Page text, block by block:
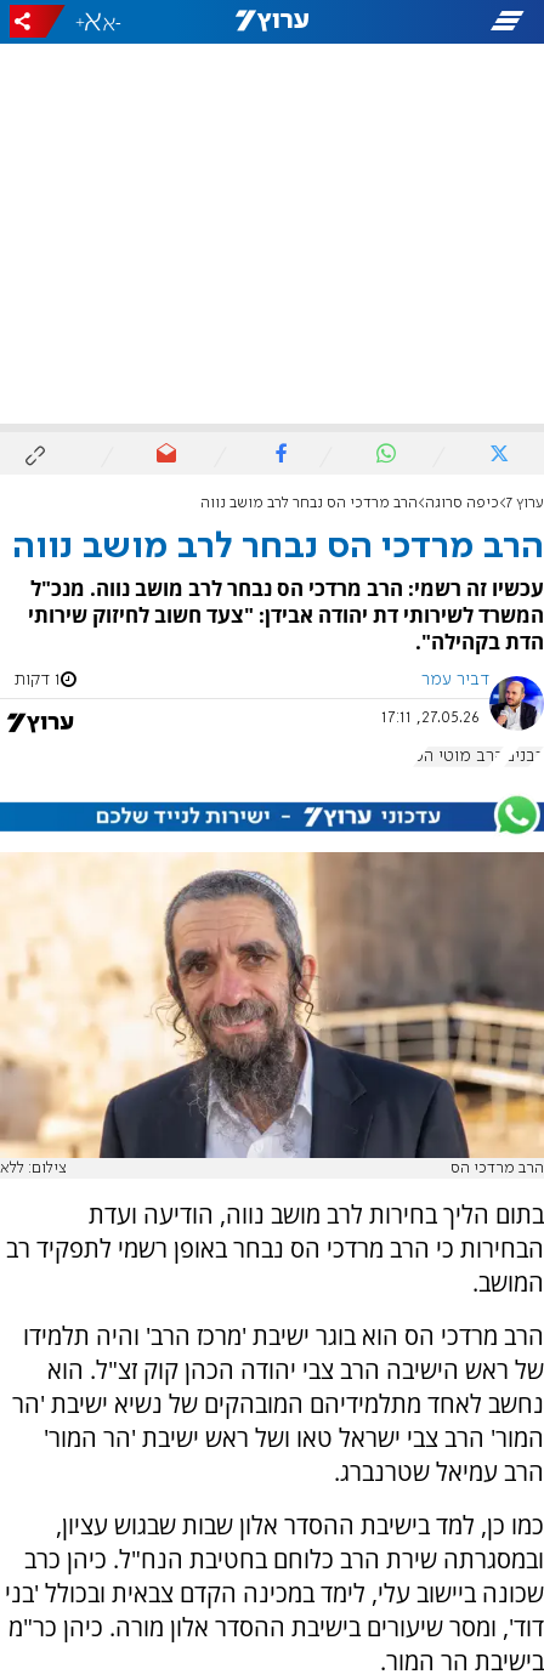
-
+
ערוץ 7 כיפה סרוגה הרב מרדכי הס נבחר לרב מושב נווה
הרב מרדכי הס נבחר לרב מושב נווה
עכשיו זה רשמי: הרב מרדכי הס נבחר לרב מושב נווה. מנכ"ל
המשרד לשירותי דת יהודה אבידן: "צעד חשוב לחיזוק שירותי
הדת בקהילה".
דביר עמר 1 דקות
27.05.26, 17:11
רבנים הרב מוטי הס
הרב מרדכי הס צילום: ללא
בתום הליך בחירות לרב מושב נווה, הודיעה ועדת
הבחירות כי הרב מרדכי הס נבחר באופן רשמי לתפקיד רב
המושב.
הרב מרדכי הס הוא בוגר ישיבת 'מרכז הרב' והיה תלמידו
של ראש הישיבה הרב צבי יהודה הכהן קוק זצ"ל. הוא
נחשב לאחד מתלמידיהם המובהקים של נשיא ישיבת 'הר
המור' הרב צבי ישראל טאו ושל ראש ישיבת 'הר המור'
הרב עמיאל שטרנברג.
כמו כן, למד בישיבת ההסדר אלון שבות שבגוש עציון,
ובמסגרתה שירת הרב כלוחם בחטיבת הנח"ל. כיהן כרב
שכונה ביישוב עלי, לימד במכינה הקדם צבאית ובכולל 'בני
דוד', ומסר שיעורים בישיבת ההסדר אלון מורה. כיהן כר"מ
בישיבת הר המור.